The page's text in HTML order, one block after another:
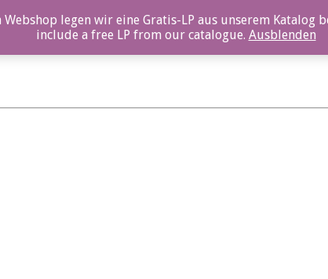
legen wir eine Gratis-LP aus unserem
include a free LP from our catalogue. Ausblenden